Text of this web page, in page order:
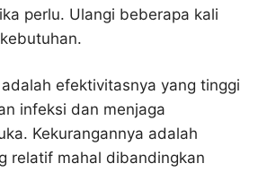
perlu. Ulangi beberapa kali
efektivitasnya yang tinggi
infeksi dan menjaga
Kekurangannya adalah
relatif mahal dibandingkan